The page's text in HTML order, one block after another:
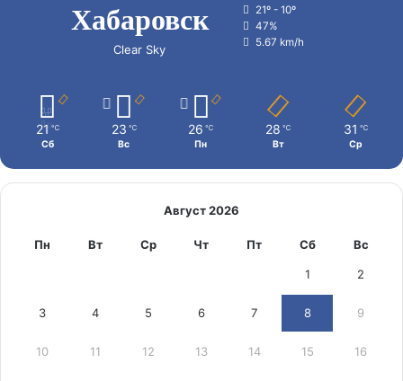
Хабаровск
Clear Sky
21º - 10º
47%
5.67 km/h
21 ℃
Сб
23 ℃
Вс
26 ℃
Пн
28 ℃
Вт
31 ℃
Ср
Август 2026
Пн Вт Ср Чт Пт Сб Вс
1 2
3 4 5 6 7 8 9
10 11 12 13 14 15 16